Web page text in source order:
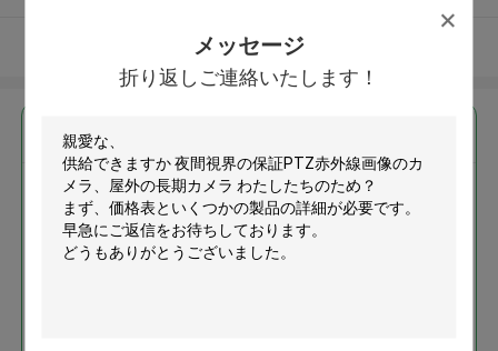
メッセージ
折り返しご連絡いたします！
多くを見て下さい
夜間視界の保証PTZ赤外線画像
のカメラ、屋外の長期カメラ